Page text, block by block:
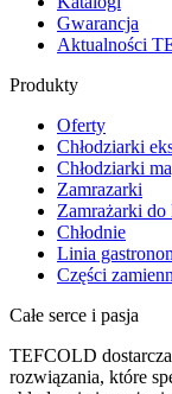
Gwarancja
Aktualności
Produkty
Oferty
Chłodziarki
Chłodziarki
Zamrazarki
Zamrażarki
Chłodnie
Linia
Części
Całe serce i pasja
TEFCOLD
rozwiązania, które